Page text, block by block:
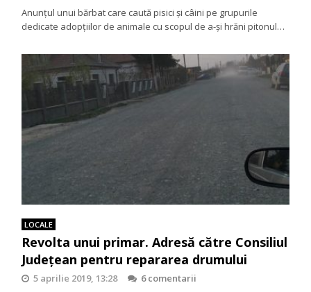
Anunțul unui bărbat care caută pisici și câini pe grupurile
dedicate adopțiilor de animale cu scopul de a-și hrăni pitonul…
LOCALE
Revolta unui primar. Adresă către Consiliul
Județean pentru repararea drumului
5 aprilie 2019, 13:28
6 comentarii